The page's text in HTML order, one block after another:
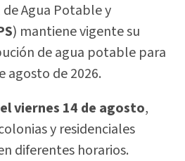
Agua Potable y
) mantiene vigente su
de agua potable para
agosto de 2026.
viernes 14 de agosto,
y residenciales
diferentes horarios.